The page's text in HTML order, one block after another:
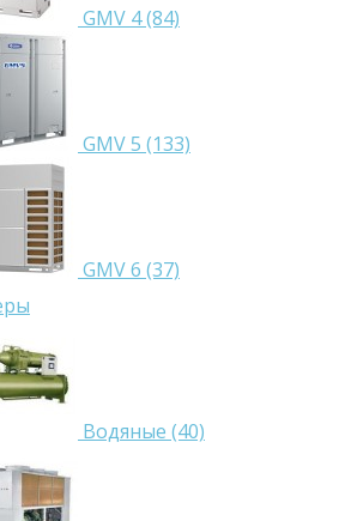
GMV 4 (84)
GMV 5 (133)
GMV 6 (37)
Водяные (40)